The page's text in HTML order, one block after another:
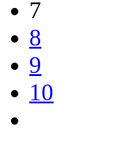
7
8
9
10